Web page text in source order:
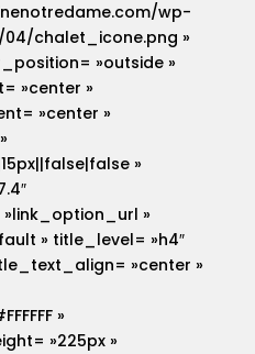
wp-
chalet_icone.png »
»outside »
»center »
»center »
»
»
» title_level= »h4″
»center »
»
»225px »